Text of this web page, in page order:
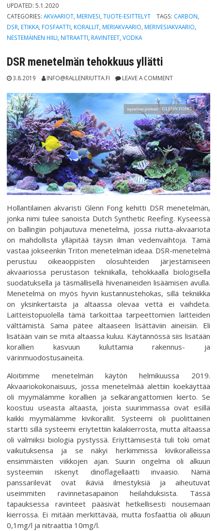
UPDATED:5.1.2020
CATEGORIES:AKVAARIOT, MERIVESI,TUOTE-ESITTELYT TAGS: CARBON,
DSR, ETIKKA, FOSFAATTI, KORALLIT, MERIAKVAARIO, MERIVESIAKVAARIO,
NESTEMÄINEN HIILI, NITRAATTI, RAVINTEET,VODKA
DSR menetelmän tehokkuus yllätti
3.8.2019 INFO@RALLENRIUTTA.FI LEAVE A COMMENT
Hollantilainen akvaristi Glenn Fong kehitti DSR menetelmän,
jonka nimi tulee sanoista Dutch Synthetic Reefing. Kyseessä
on ballingiin pohjautuva menetelmä, jossa riutta-akvaariota
on mahdollista ylläpitää täysin ilman vedenvaihtoja. Tämä
vastaa jokseenkin Triton menetelmän ideaa. DSR-menetelmä
perustuu oikeaoppisten olosuhteiden järjestämiseen
akvaariossa perustason tekniikalla, tehokkaalla biologisella
suodatuksella ja täsmällisellä hivenaineiden lisäämisen avulla.
Menetelmä on myös hyvin kustannustehokas, sillä tekniikka
on yksinkertaista ja altaassa olevaa vettä ei vaihdeta.
Laitteistopuolella tämä tarkoittaa tarpeettomien laitteiden
välttämistä. Sama pätee altaaseen lisättäviin aineisiin. Eli
lisätään vain se mitä altaassa kuluu. Käytännössä siis lisätään
korallien kasvuun kuluttamia rakennus- ja
värinmuodostusaineita.
Aloitimme menetelmän käytön helmikuussa 2019.
Akvaariokokonaisuus, jossa menetelmää alettiin koekäyttää
oli myymälämme korallien ja selkärangattomien kierto. Se
koostuu useasta altaasta, joista suurimmassa ovat esillä
kaikki myymälämme kivikorallit. Systeemi oli puolittainen
startti sillä systeemi eriytettiin kalakierrosta, mutta altaassa
oli valmiiksi biologia pystyssä. Eriyttämisestä tuli toki omat
vaikutuksensa ja se näkyi herkimmissä kivikoralleissa
ensimmäisten viikkojen ajan. Suurin ongelma oli alkuun
systeemiin iskenyt dinoflagellaatti invaasio. Nämä
panssarilevät ovat ikäviä ilmestyksiä ja aiheutuvat
useimmiten ravinnetasapainon heilahduksista. Tässä
tapauksessa ravinteet pääsivät hetkellisesti nousemaan
kierrossa. Ei mitään merkittävää, mutta fosfaattia oli alkuun
0,1mg/l ja nitraattia 10mg/l.